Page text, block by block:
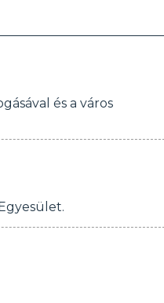
és a város